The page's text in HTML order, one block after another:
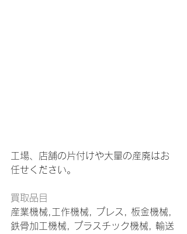
工場、店舗の片付けや大量の産廃はお
任せください。
買取品目
産業機械,工作機械, プレス, 板金機械,
鉄骨加工機械, プラスチック機械, 輸送